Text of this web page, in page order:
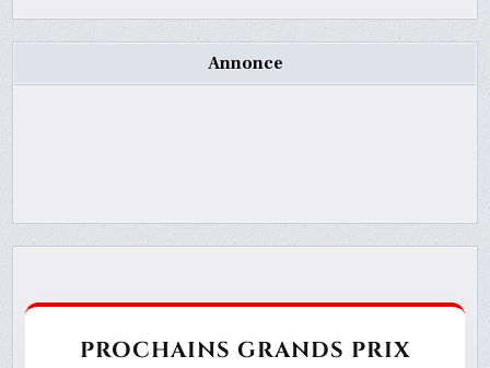
Annonce
PROCHAINS GRANDS PRIX